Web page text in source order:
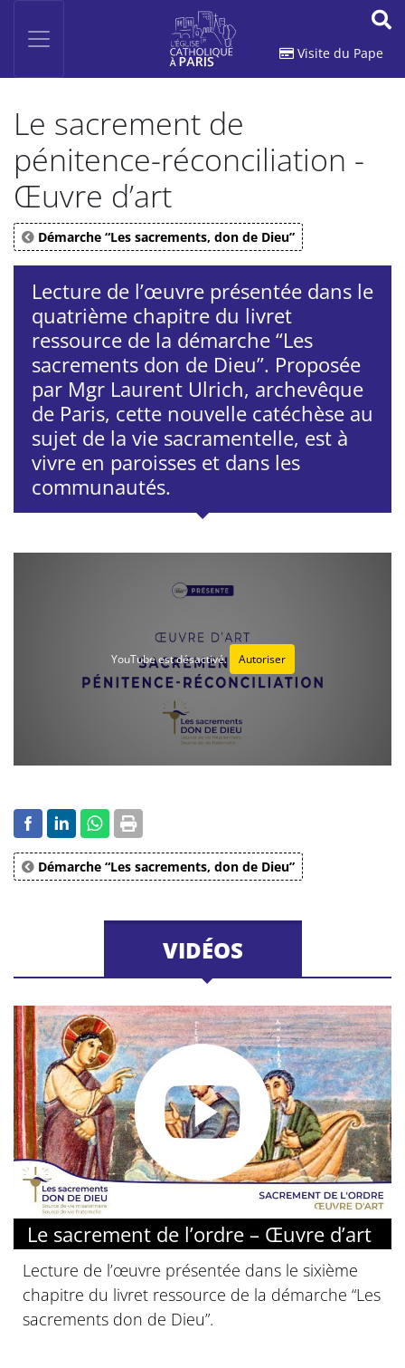
OK
Visite du Pape
Le sacrement de
pénitence-réconciliation -
Œuvre d’art
Démarche “Les sacrements, don de Dieu”
Lecture de l’œuvre présentée dans le
quatrième chapitre du livret
ressource de la démarche “Les
sacrements don de Dieu”. Proposée
par Mgr Laurent Ulrich, archevêque
de Paris, cette nouvelle catéchèse au
sujet de la vie sacramentelle, est à
vivre en paroisses et dans les
communautés.
YouTube est désactivé. Autoriser
Démarche “Les sacrements, don de Dieu”
VIDÉOS
© Diocèse de Paris
Le sacrement de l’ordre – Œuvre d’art
Lecture de l’œuvre présentée dans le sixième
chapitre du livret ressource de la démarche “Les
sacrements don de Dieu”.
Panneau de gestion des cookies